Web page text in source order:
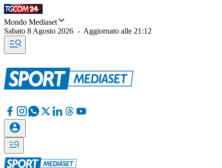
Mondo Mediaset
Sabato 8 Agosto 2026 - Aggiornato alle 21:12